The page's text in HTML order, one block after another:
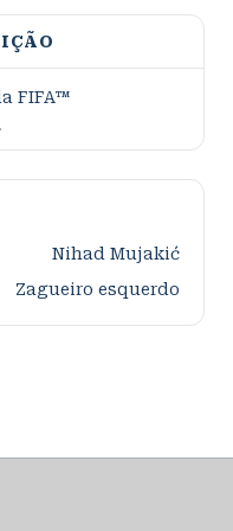
FIFA™
Nihad Mujakić
Zagueiro esquerdo